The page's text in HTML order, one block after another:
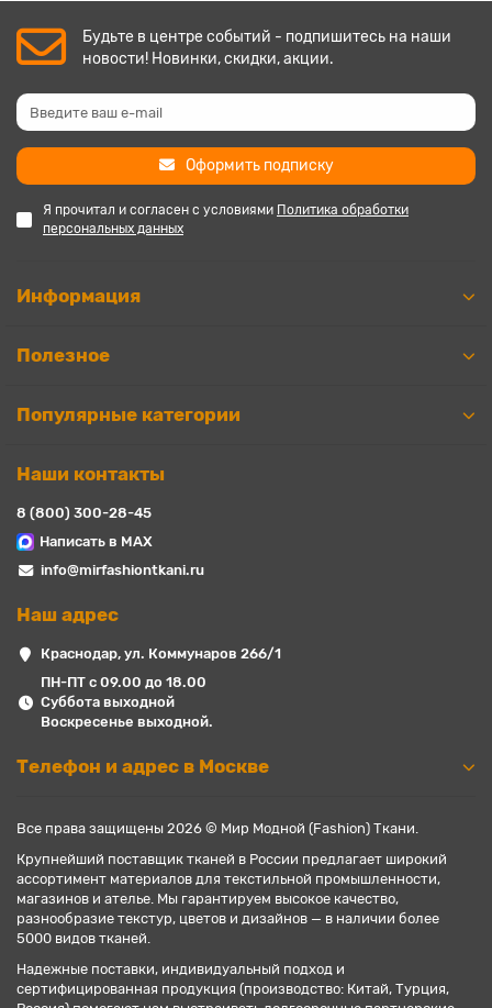
Будьте в центре событий - подпишитесь на наши
новости! Новинки, скидки, акции.
Оформить подписку
Я прочитал и согласен с условиями Политика обработки
персональных данных
Информация
Полезное
Популярные категории
Наши контакты
8 (800) 300-28-45
Написать в MAX
info@mirfashiontkani.ru
Наш адрес
Краснодар, ул. Коммунаров 266/1
ПН-ПТ с 09.00 до 18.00
Суббота выходной
Воскресенье выходной.
Телефон и адрес в Москве
Все права защищены 2026 © Мир Модной (Fashion) Ткани.
Крупнейший поставщик тканей в России предлагает широкий
ассортимент материалов для текстильной промышленности,
магазинов и ателье. Мы гарантируем высокое качество,
разнообразие текстур, цветов и дизайнов — в наличии более
5000 видов тканей.
Надежные поставки, индивидуальный подход и
сертифицированная продукция (производство: Китай, Турция,